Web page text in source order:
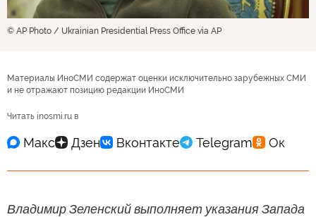
© AP Photo / Ukrainian Presidential Press Office via AP
Материалы ИноСМИ содержат оценки исключительно зарубежных СМИ
и не отражают позицию редакции ИноСМИ
Читать inosmi.ru в
Владимир Зеленский выполняет указания Запада